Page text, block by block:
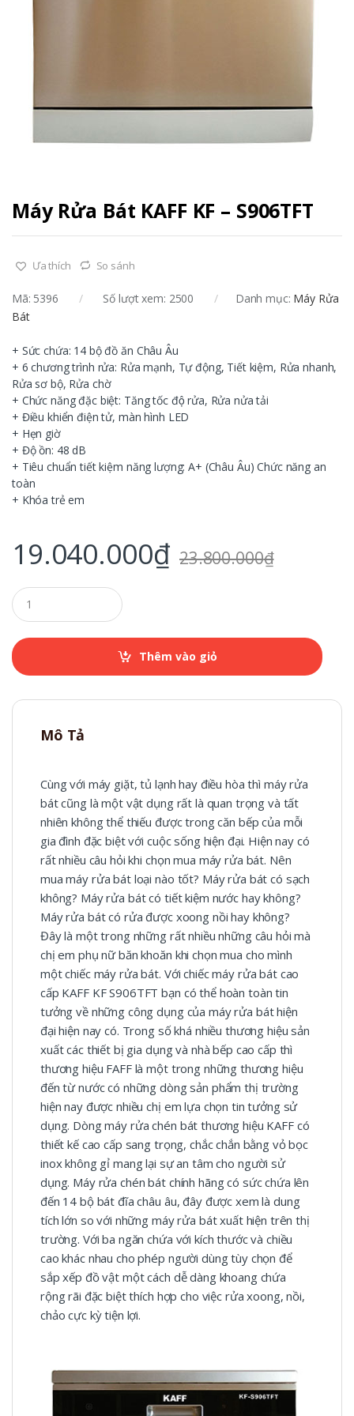
Máy Rửa Bát KAFF KF – S906TFT
Ưa thích So sánh
Mã: 5396 Số lượt xem: 2500 Danh mục: Máy Rửa
Bát
+ Sức chứa: 14 bộ đồ ăn Châu Âu
+ 6 chương trình rửa: Rửa mạnh, Tự động, Tiết kiệm, Rửa nhanh,
Rửa sơ bộ, Rửa chờ
+ Chức năng đặc biệt: Tăng tốc độ rửa, Rửa nửa tải
+ Điều khiển điện tử, màn hình LED
+ Hẹn giờ
+ Độ ồn: 48 dB
+ Tiêu chuẩn tiết kiệm năng lượng: A+ (Châu Âu) Chức năng an
toàn
+ Khóa trẻ em
19.040.000₫ 23.800.000₫
Q
u
a
t
i
Thêm vào giỏ
Mô Tả
Cùng với máy giặt, tủ lạnh hay điều hòa thì máy rửa
bát cũng là một vật dụng rất là quan trọng và tất
nhiên không thể thiếu được trong căn bếp của mỗi
gia đình đặc biệt với cuộc sống hiện đại. Hiện nay có
rất nhiều câu hỏi khi chọn mua máy rửa bát. Nên
mua máy rửa bát loại nào tốt? Máy rửa bát có sạch
không? Máy rửa bát có tiết kiệm nước hay không?
Máy rửa bát có rửa được xoong nồi hay không?
Đây là một trong những rất nhiều những câu hỏi mà
chị em phụ nữ băn khoăn khi chọn mua cho mình
một chiếc máy rửa bát. Với chiếc máy rửa bát cao
cấp KAFF KF S906TFT bạn có thể hoàn toàn tin
tưởng về những công dụng của máy rửa bát hiện
đại hiện nay có. Trong số khá nhiều thương hiệu sản
xuất các thiết bị gia dụng và nhà bếp cao cấp thì
thương hiệu FAFF là một trong những thương hiệu
đến từ nước có những dòng sản phẩm thị trường
hiện nay được nhiều chị em lựa chọn tin tưởng sử
dụng. Dòng máy rửa chén bát thương hiệu KAFF có
thiết kế cao cấp sang trọng, chắc chắn bằng vỏ bọc
inox không gỉ mang lại sự an tâm cho người sử
dụng. Máy rửa chén bát chính hãng có sức chứa lên
đến 14 bộ bát đĩa châu âu, đây được xem là dung
tích lớn so với những máy rửa bát xuất hiện trên thị
trường. Với ba ngăn chứa với kích thước và chiều
cao khác nhau cho phép người dùng tùy chọn để
sắp xếp đồ vật một cách dễ dàng khoang chứa
rộng rãi đặc biệt thích hợp cho việc rửa xoong, nồi,
chảo cực kỳ tiện lợi.